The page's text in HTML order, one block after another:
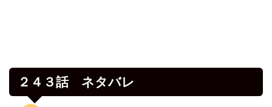
２４３話 ネタバレ